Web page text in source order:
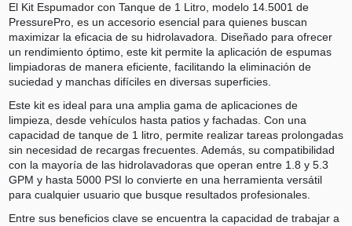
El Kit Espumador con Tanque de 1 Litro, modelo 14.5001 de
PressurePro, es un accesorio esencial para quienes buscan
maximizar la eficacia de su hidrolavadora. Diseñado para ofrecer
un rendimiento óptimo, este kit permite la aplicación de espumas
limpiadoras de manera eficiente, facilitando la eliminación de
suciedad y manchas difíciles en diversas superficies.
Este kit es ideal para una amplia gama de aplicaciones de
limpieza, desde vehículos hasta patios y fachadas. Con una
capacidad de tanque de 1 litro, permite realizar tareas prolongadas
sin necesidad de recargas frecuentes. Además, su compatibilidad
con la mayoría de las hidrolavadoras que operan entre 1.8 y 5.3
GPM y hasta 5000 PSI lo convierte en una herramienta versátil
para cualquier usuario que busque resultados profesionales.
Entre sus beneficios clave se encuentra la capacidad de trabajar a